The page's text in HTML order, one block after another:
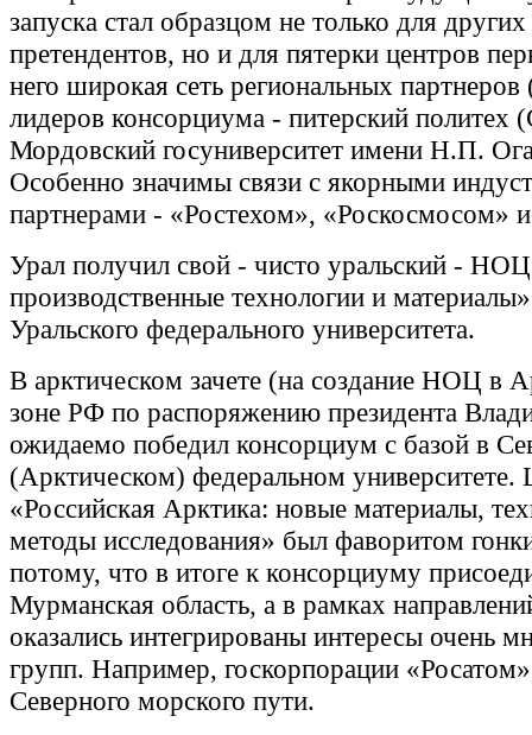
запуска стал образцом не только для других
претендентов, но и для пятерки центров
него широкая сеть региональных партнеров
лидеров консорциума - питерский
Мордовский госуниверситет имени Н.П.
Особенно значимы связи с якорными
партнерами - «Ростехом», «Роскосмосом»
Урал получил свой - чисто уральский -
производственные технологии и
Уральского федерального университета.
В арктическом зачете (на создание НОЦ в
зоне РФ по распоряжению президента
ожидаемо победил консорциум с базой в
(Арктическом) федеральном университете.
«Российская Арктика: новые материалы,
методы исследования» был фаворитом
потому, что в итоге к консорциуму
Мурманская область, а в рамках
оказались интегрированы интересы очень
групп. Например, госкорпорации
Северного морского пути.